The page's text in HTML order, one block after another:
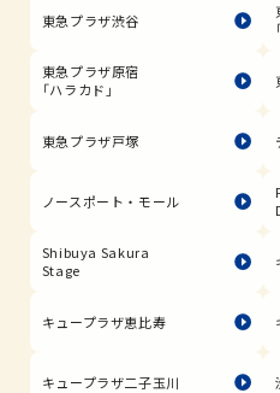
東急プラザ渋谷
東急プラザ原宿
「ハラカド」
東急プラザ戸塚
ノースポート・モール
Shibuya Sakura
Stage
キュープラザ恵比寿
キュープラザ二子玉川